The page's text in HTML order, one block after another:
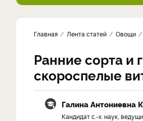
Главная Лента статей Овощи
Ранние сорта и
скороспелые
Галина Антониевна
Кандидат с.-х. наук,